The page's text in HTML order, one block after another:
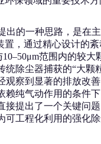
出的一种思路，是在
置，通过精心设计的
10–50μm范围内的较
统除尘器捕获的“大颗
观察到显著的排放改
赖纯气动作用的条件
接提出了一个关键问
可工程化利用的强化除